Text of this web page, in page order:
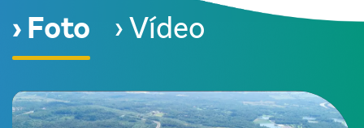
› Foto › Vídeo